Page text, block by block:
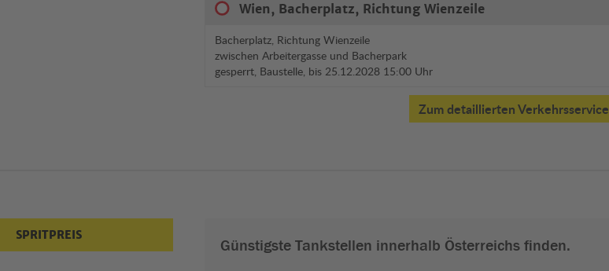
Wien, Bacherplatz, Richtung Wienzeile
Bacherplatz, Richtung Wienzeile
zwischen Arbeitergasse und Bacherpark
gesperrt, Baustelle, bis 25.12.2028 15:00 Uhr
Zum detaillierten Verkehrsservice
SPRITPREIS